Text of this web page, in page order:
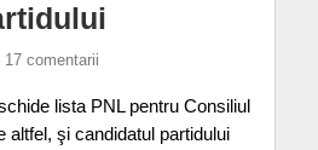
17 comentarii
lista PNL pentru Consiliul
altfel, şi candidatul partidului